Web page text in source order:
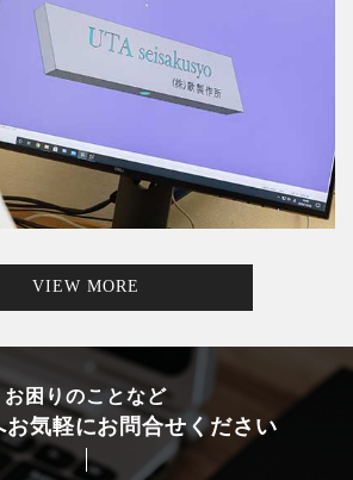
VIEW MORE
お困りのことなど
お気軽にお問合せください